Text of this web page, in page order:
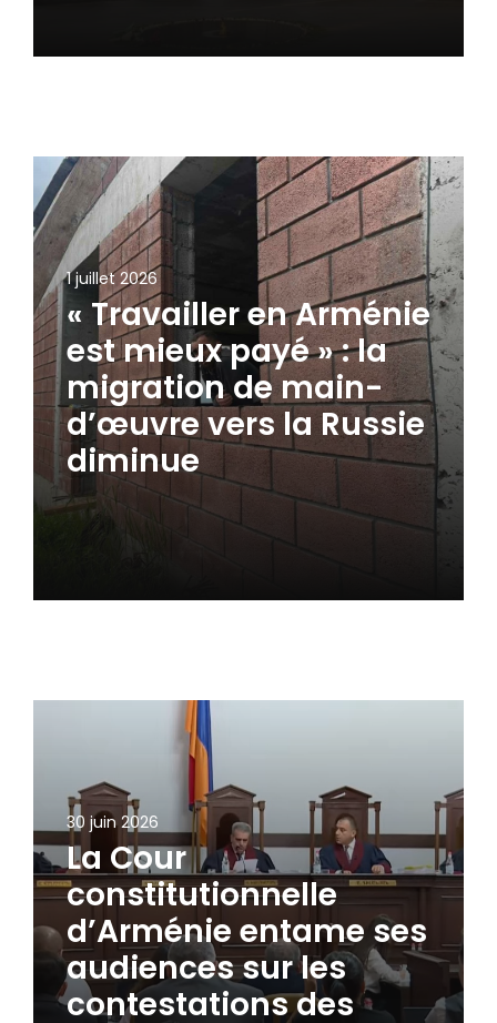
1 juillet 2026
« Travailler en Arménie
est mieux payé » : la
migration de main-
d’œuvre vers la Russie
diminue
30 juin 2026
La Cour
constitutionnelle
d’Arménie entame ses
audiences sur les
contestations des